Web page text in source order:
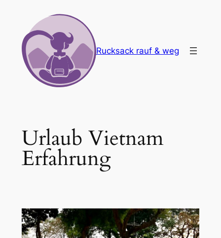
springen
Rucksack rauf & weg
Urlaub Vietnam
Erfahrung